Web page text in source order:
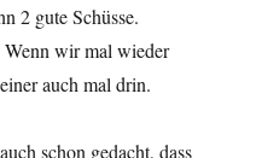
2 gute Schüsse.
Wenn wir mal wieder
auch mal drin.
schon gedacht, dass